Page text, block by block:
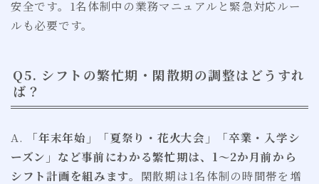
安全です。1名体制中の業務マニュアルと緊急対応ルー
ルも必要です。
Q5. シフトの繁忙期・閑散期の調整はどうすれ
ば？
A.
「年末年始」「夏祭り・花火大会」「卒業・入学シ
ーズン」など事前にわかる繁忙期は、1〜2か月前から
シフト計画を組みます。 閑散期は1名体制の時間帯を増